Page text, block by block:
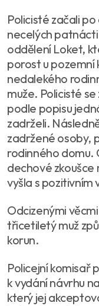
Policisté začali
necelých
oddělení Loket,
porost u pozemní
nedalekého
muže. Policisté
podle popisu
zadrželi.
zadržené osoby,
rodinného domu.
dechové
vyšla s pozitivním
Odcizenými
třicetiletý muž
korun.
Policejní komisař
k vydání návrhu
který jej